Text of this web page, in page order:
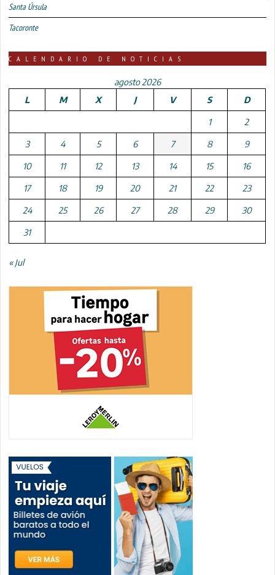
Santa Úrsula
Tacoronte
CALENDARIO DE NOTICIAS
agosto 2026
L
M X J V S D
1 2
3 4 5 6 7 8 9
10 11 12 13 14 15 16
17 18 19 20 21 22 23
24 25 26 27 28 29 30
31
« Jul